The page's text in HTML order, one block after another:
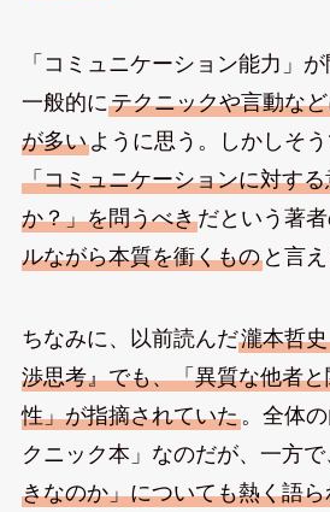
「コミュニケーション能力」が
一般的にテクニックや言動な
が多いように思う。しかしそう
「コミュニケーションに対す
か？」を問うべきだという著者
ルながら本質を衝くものと言え
ちなみに、以前読んだ瀧本哲
渉思考』でも、「異質な他者
性」が指摘されていた。全体
クニック本」なのだが、一方で
きなのか」についても熱く語